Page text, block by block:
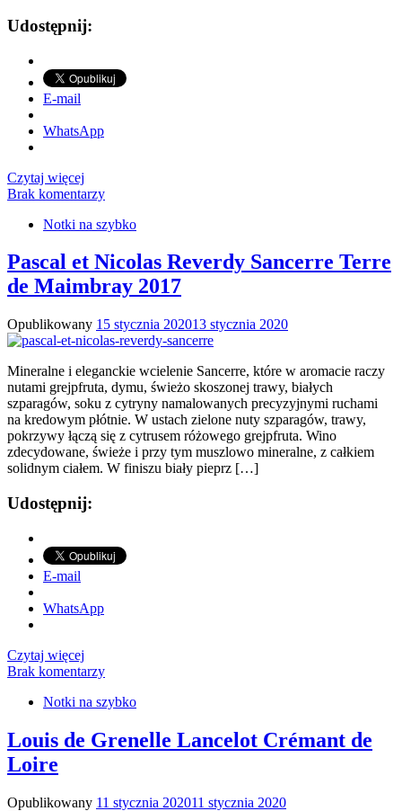
Udostępnij:
E-mail
WhatsApp
Czytaj więcej
Brak komentarzy
Notki na szybko
Pascal et Nicolas Reverdy Sancerre Terre
de Maimbray 2017
Opublikowany 15 stycznia 202013 stycznia 2020
Mineralne i eleganckie wcielenie Sancerre, które w aromacie raczy
nutami grejpfruta, dymu, świeżo skoszonej trawy, białych
szparagów, soku z cytryny namalowanych precyzyjnymi ruchami
na kredowym płótnie. W ustach zielone nuty szparagów, trawy,
pokrzywy łączą się z cytrusem różowego grejpfruta. Wino
zdecydowane, świeże i przy tym muszlowo mineralne, z całkiem
solidnym ciałem. W finiszu biały pieprz […]
Udostępnij:
E-mail
WhatsApp
Czytaj więcej
Brak komentarzy
Notki na szybko
Louis de Grenelle Lancelot Crémant de
Loire
Opublikowany 11 stycznia 202011 stycznia 2020